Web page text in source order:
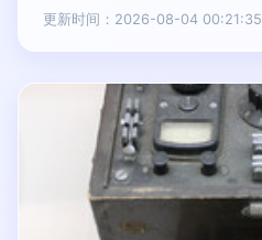
更新时间：2026-08-04 00:21:35